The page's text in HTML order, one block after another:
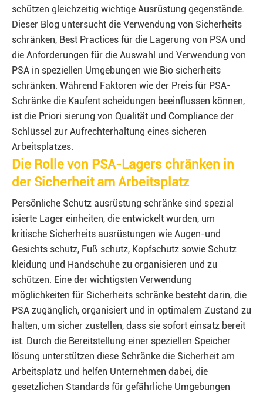
schützen gleichzeitig wichtige Ausrüstung gegenstände.
Dieser Blog untersucht die Verwendung von Sicherheits
schränken, Best Practices für die Lagerung von PSA und
die Anforderungen für die Auswahl und Verwendung von
PSA in speziellen Umgebungen wie Bio sicherheits
schränken. Während Faktoren wie der Preis für PSA-
Schränke die Kaufent scheidungen beeinflussen können,
ist die Priori sierung von Qualität und Compliance der
Schlüssel zur Aufrechterhaltung eines sicheren
Arbeitsplatzes.
Die Rolle von PSA-Lagers chränken in
der Sicherheit am Arbeitsplatz
Persönliche Schutz ausrüstung schränke sind spezial
isierte Lager einheiten, die entwickelt wurden, um
kritische Sicherheits ausrüstungen wie Augen-und
Gesichts schutz, Fuß schutz, Kopfschutz sowie Schutz
kleidung und Handschuhe zu organisieren und zu
schützen. Eine der wichtigsten Verwendung
möglichkeiten für Sicherheits schränke besteht darin, die
PSA zugänglich, organisiert und in optimalem Zustand zu
halten, um sicher zustellen, dass sie sofort einsatz bereit
ist. Durch die Bereitstellung einer speziellen Speicher
lösung unterstützen diese Schränke die Sicherheit am
Arbeitsplatz und helfen Unternehmen dabei, die
gesetzlichen Standards für gefährliche Umgebungen